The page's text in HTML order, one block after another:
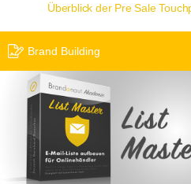
Überblick der Pre Sale
Brand Building